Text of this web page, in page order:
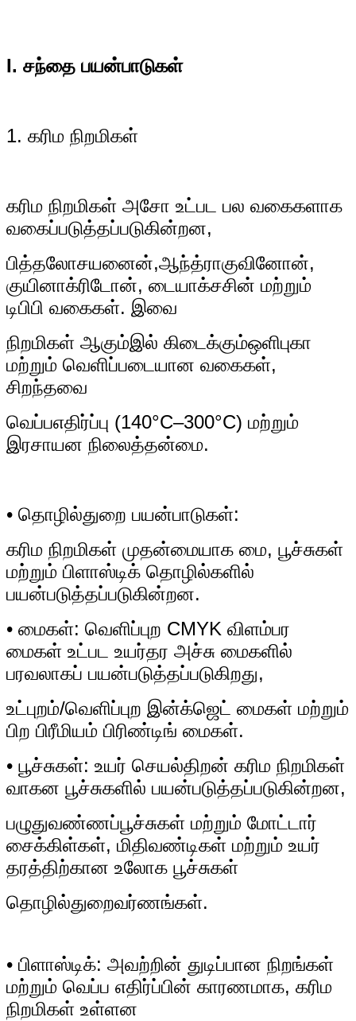
I. சந்தை பயன்பாடுகள்
1. கரிம நிறமிகள்
கரிம நிறமிகள் அசோ உட்பட பல வகைகளாக
வகைப்படுத்தப்படுகின்றன,
பித்தலோசயனைன்,ஆந்த்ராகுவினோன்,
குயினாக்ரிடோன், டையாக்சசின் மற்றும்
டிபிபி வகைகள். இவை
நிறமிகள் ஆகும்இல் கிடைக்கும்ஒளிபுகா
மற்றும் வெளிப்படையான வகைகள்,
சிறந்தவை
வெப்பஎதிர்ப்பு (140°C–300°C) மற்றும்
இரசாயன நிலைத்தன்மை.
• தொழில்துறை பயன்பாடுகள்:
கரிம நிறமிகள் முதன்மையாக மை, பூச்சுகள்
மற்றும் பிளாஸ்டிக் தொழில்களில்
பயன்படுத்தப்படுகின்றன.
• மைகள்: வெளிப்புற CMYK விளம்பர
மைகள் உட்பட உயர்தர அச்சு மைகளில்
பரவலாகப் பயன்படுத்தப்படுகிறது,
உட்புறம்/வெளிப்புற இன்க்ஜெட் மைகள் மற்றும்
பிற பிரீமியம் பிரிண்டிங் மைகள்.
• பூச்சுகள்: உயர் செயல்திறன் கரிம நிறமிகள்
வாகன பூச்சுகளில் பயன்படுத்தப்படுகின்றன,
பழுதுவண்ணப்பூச்சுகள் மற்றும் மோட்டார்
சைக்கிள்கள், மிதிவண்டிகள் மற்றும் உயர்
தரத்திற்கான உலோக பூச்சுகள்
தொழில்துறைவர்ணங்கள்.
• பிளாஸ்டிக்: அவற்றின் துடிப்பான நிறங்கள்
மற்றும் வெப்ப எதிர்ப்பின் காரணமாக, கரிம
நிறமிகள் உள்ளன